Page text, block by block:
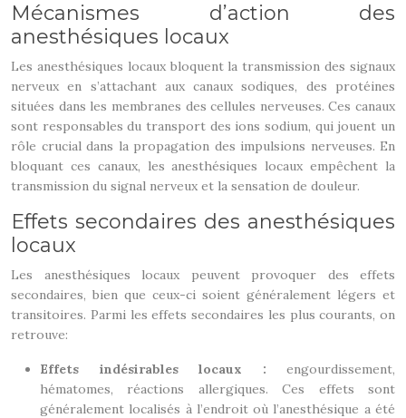
Mécanismes d’action des
anesthésiques locaux
Les anesthésiques locaux bloquent la transmission des signaux
nerveux en s’attachant aux canaux sodiques, des protéines
situées dans les membranes des cellules nerveuses. Ces canaux
sont responsables du transport des ions sodium, qui jouent un
rôle crucial dans la propagation des impulsions nerveuses. En
bloquant ces canaux, les anesthésiques locaux empêchent la
transmission du signal nerveux et la sensation de douleur.
Effets secondaires des anesthésiques
locaux
Les anesthésiques locaux peuvent provoquer des effets
secondaires, bien que ceux-ci soient généralement légers et
transitoires. Parmi les effets secondaires les plus courants, on
retrouve:
Effets indésirables locaux : engourdissement,
hématomes, réactions allergiques. Ces effets sont
généralement localisés à l’endroit où l’anesthésique a été